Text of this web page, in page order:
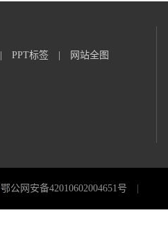
PPT标签 网站全图
鄂公网安备42010602004651号